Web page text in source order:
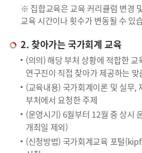
※ 집합교육은 교육 커리큘럼 변경
교육 시간이나 횟수가 변동될 수 있
2. 찾아가는 국가회계 교육
(의의) 해당 부처 상황에 적합한 교
연구진이 직접 찾아가 제공하는 맞
(교육내용) 국가회계이론 및 실무,
부처에서 요청한 주제
(운영시기) 6월부터 12월 중 상시
개최일 제외)
(신청방법) 국가회계교육 포털